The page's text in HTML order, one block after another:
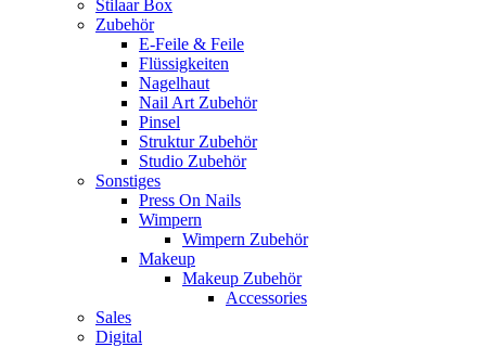
Stilaar Box
Zubehör
E-Feile & Feile
Flüssigkeiten
Nagelhaut
Nail Art Zubehör
Pinsel
Struktur Zubehör
Studio Zubehör
Sonstiges
Press On Nails
Wimpern
Wimpern Zubehör
Makeup
Makeup Zubehör
Accessories
Sales
Digital